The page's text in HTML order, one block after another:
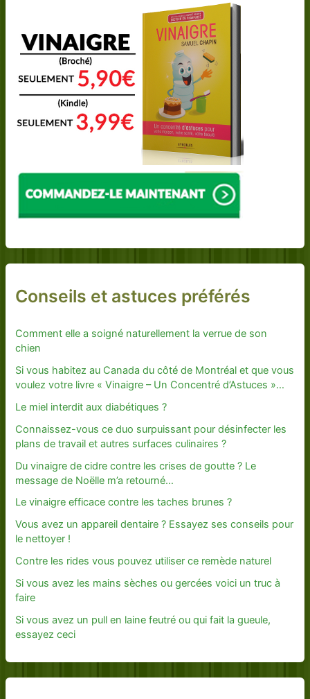
Conseils et astuces préférés
Comment elle a soigné naturellement la verrue de son
chien
Si vous habitez au Canada du côté de Montréal et que vous
voulez votre livre « Vinaigre – Un Concentré d’Astuces »…
Le miel interdit aux diabétiques ?
Connaissez-vous ce duo surpuissant pour désinfecter les
plans de travail et autres surfaces culinaires ?
Du vinaigre de cidre contre les crises de goutte ? Le
message de Noëlle m’a retourné…
Le vinaigre efficace contre les taches brunes ?
Vous avez un appareil dentaire ? Essayez ses conseils pour
le nettoyer !
Contre les rides vous pouvez utiliser ce remède naturel
Si vous avez les mains sèches ou gercées voici un truc à
faire
Si vous avez un pull en laine feutré ou qui fait la gueule,
essayez ceci